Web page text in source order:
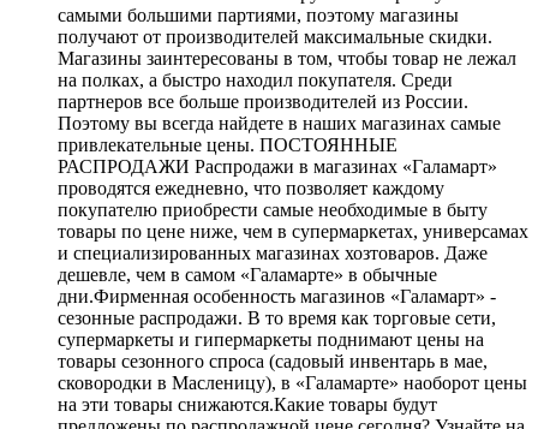
самыми большими партиями, поэтому магазины
получают от производителей максимальные скидки.
Магазины заинтересованы в том, чтобы товар не лежал
на полках, а быстро находил покупателя. Среди
партнеров все больше производителей из России.
Поэтому вы всегда найдете в наших магазинах самые
привлекательные цены. ПОСТОЯННЫЕ
РАСПРОДАЖИ Распродажи в магазинах «Галамарт»
проводятся ежедневно, что позволяет каждому
покупателю приобрести самые необходимые в быту
товары по цене ниже, чем в супермаркетах, универсамах
и специализированных магазинах хозтоваров. Даже
дешевле, чем в самом «Галамарте» в обычные
дни.Фирменная особенность магазинов «Галамарт» -
сезонные распродажи. В то время как торговые сети,
супермаркеты и гипермаркеты поднимают цены на
товары сезонного спроса (садовый инвентарь в мае,
сковородки в Масленицу), в «Галамарте» наоборот цены
на эти товары снижаются.Какие товары будут